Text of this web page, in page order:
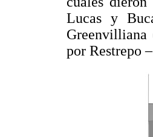
Lucas y
Greenvilliana
por Restrepo